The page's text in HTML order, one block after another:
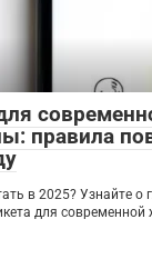
правила
в 2025? Узнайте о
для